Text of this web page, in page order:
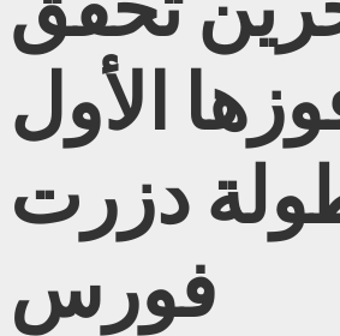
الأول
دزرت
فورس